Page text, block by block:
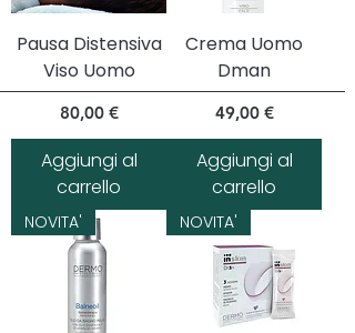
Pausa Distensiva
Viso Uomo
Prezzo
80,00 €
Aggiungi al
carrello
Crema Uomo
Dman
Prezzo
49,00 €
Aggiungi al
carrello
NOVITA' NOVITA'